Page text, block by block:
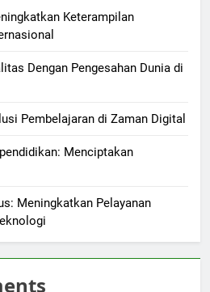
Keterampilan
Dengan Pengesahan Dunia di
Pembelajaran di Zaman Digital
Menciptakan
Meningkatkan Pelayanan